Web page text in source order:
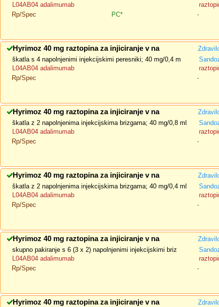
L04AB04 adalimumab
Rp/Spec
PC* -
Hyrimoz 40 mg raztopina za injiciranje v na
škatla s 4 napolnjenimi injekcijskimi peresniki; 40 mg/0,4 m
L04AB04 adalimumab
Rp/Spec
-
Hyrimoz 40 mg raztopina za injiciranje v na
škatla z 2 napolnjenima injekcijskima brizgama; 40 mg/0,8 ml
L04AB04 adalimumab
Rp/Spec
-
Hyrimoz 40 mg raztopina za injiciranje v na
škatla z 2 napolnjenima injekcijskima brizgama; 40 mg/0,4 ml
L04AB04 adalimumab
Rp/Spec
-
Hyrimoz 40 mg raztopina za injiciranje v na
skupno pakiranje s 6 (3 x 2) napolnjenimi injekcijskimi briz
L04AB04 adalimumab
Rp/Spec
-
Hyrimoz 40 mg raztopina za injiciranje v na